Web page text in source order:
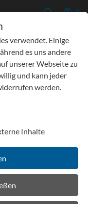
verwendet. Einige
es uns andere
unserer Webseite zu
und kann jeder
werden.
Inhalte